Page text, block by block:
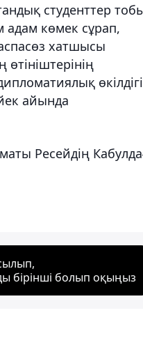
студенттер
адам көмек сұрап,
хатшысы
өкілдігі
айында
Ресейдің
бірінші болып оқыңыз